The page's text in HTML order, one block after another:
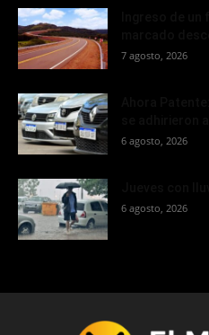
7 agosto, 2026
6 agosto, 2026
6 agosto, 2026